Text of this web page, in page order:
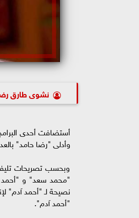
نشوى طارق
أستضافت أحدى
وأدلى "رضا حامد"
وبحسب تصريحات
"محمد سعد" و "أحمد
نصيحة لـ "أحمد آدم"
"أحمد آدم".